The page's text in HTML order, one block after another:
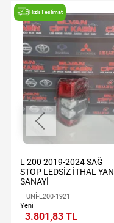
Hızlı Teslimat
L 200 2019-2024 SAĞ
STOP LEDSİZ İTHAL YAN
SANAYİ
UNİ-L200-1921
Yeni
3.801,83 TL